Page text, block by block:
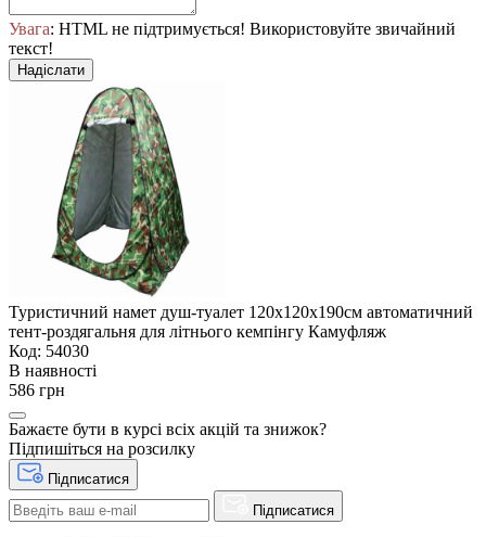
Увага: HTML не підтримується! Використовуйте звичайний
текст!
Надіслати
Туристичний намет душ-туалет 120х120х190см автоматичний
тент-роздягальня для літнього кемпінгу Камуфляж
Код: 54030
В наявності
586 грн
Бажаєте бути в курсі всіх акцій та знижок?
Підпишіться на розсилку
Підписатися
Підписатися